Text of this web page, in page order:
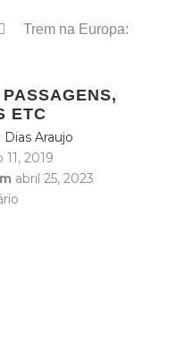
Trem na Europa:
ETC
Dias Araujo
11, 2019
abril 25, 2023